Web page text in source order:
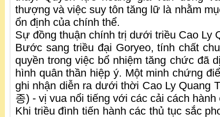
thượng và việc suy tôn tăng lữ là nhằm
ổn định của chính thể.
Sự đồng thuận chính trị dưới triều Cao Ly
Bước sang triều đại Goryeo, tính chất
quyền trong việc bổ nhiệm tăng chức đã
hình quân thần hiệp ý. Một minh chứng
ghi nhận diễn ra dưới thời Cao Ly Quang
종) - vị vua nổi tiếng với các cải cách
Khi triều đình tiến hành các thủ tục sắc